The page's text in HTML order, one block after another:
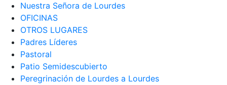
Nuestra Señora de Lourdes
OFICINAS
OTROS LUGARES
Padres Líderes
Pastoral
Patio Semidescubierto
Peregrinación de Lourdes a Lourdes